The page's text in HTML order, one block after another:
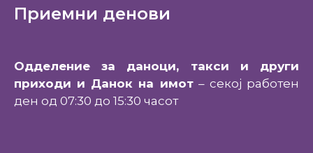
Приемни денови
Одделение за даноци, такси и други
приходи и Данок на имот– секој работен
ден од 07:30 до 15:30 часот